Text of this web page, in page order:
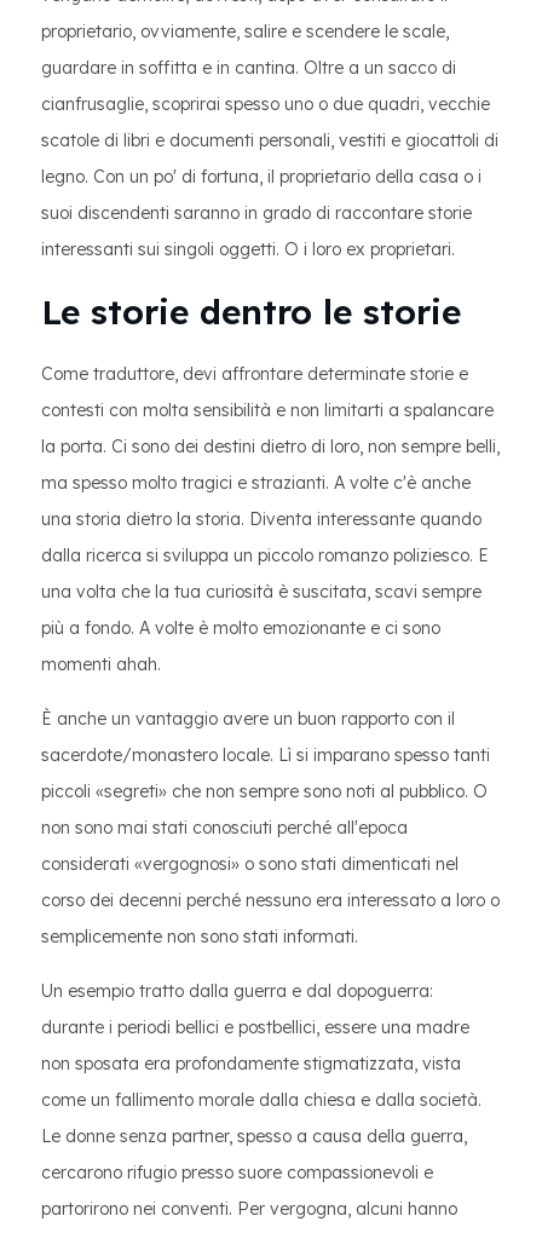
proprietario, ovviamente, salire e scendere le scale,
guardare in soffitta e in cantina. Oltre a un sacco di
cianfrusaglie, scoprirai spesso uno o due quadri, vecchie
scatole di libri e documenti personali, vestiti e giocattoli di
legno. Con un po' di fortuna, il proprietario della casa o i
suoi discendenti saranno in grado di raccontare storie
interessanti sui singoli oggetti. O i loro ex proprietari.
Le storie dentro le storie
Come traduttore, devi affrontare determinate storie e
contesti con molta sensibilità e non limitarti a spalancare
la porta. Ci sono dei destini dietro di loro, non sempre belli,
ma spesso molto tragici e strazianti. A volte c'è anche
una storia dietro la storia. Diventa interessante quando
dalla ricerca si sviluppa un piccolo romanzo poliziesco. E
una volta che la tua curiosità è suscitata, scavi sempre
più a fondo. A volte è molto emozionante e ci sono
momenti ahah.
È anche un vantaggio avere un buon rapporto con il
sacerdote/monastero locale. Lì si imparano spesso tanti
piccoli «segreti» che non sempre sono noti al pubblico. O
non sono mai stati conosciuti perché all'epoca
considerati «vergognosi» o sono stati dimenticati nel
corso dei decenni perché nessuno era interessato a loro o
semplicemente non sono stati informati.
Un esempio tratto dalla guerra e dal dopoguerra:
durante i periodi bellici e postbellici, essere una madre
non sposata era profondamente stigmatizzata, vista
come un fallimento morale dalla chiesa e dalla società.
Le donne senza partner, spesso a causa della guerra,
cercarono rifugio presso suore compassionevoli e
partorirono nei conventi. Per vergogna, alcuni hanno